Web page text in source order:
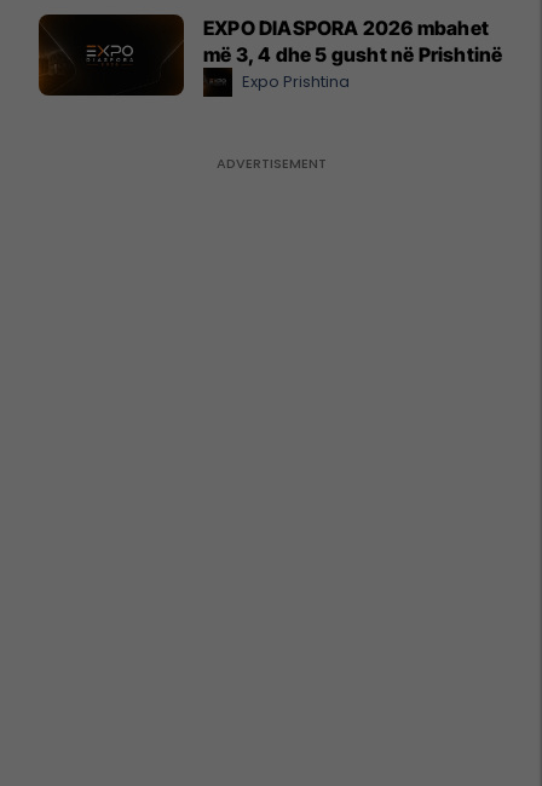
EXPO DIASPORA 2026 mbahet
më 3, 4 dhe 5 gusht në Prishtinë
Expo Prishtina